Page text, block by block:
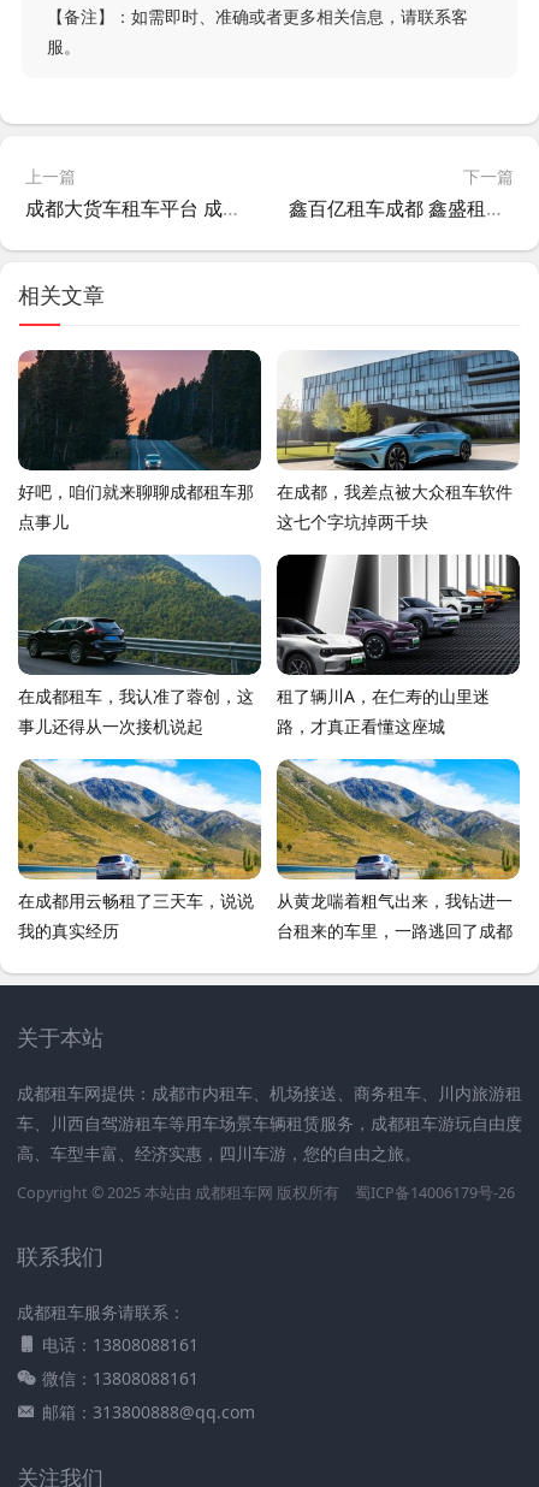
【备注】：如需即时、准确或者更多相关信息，请联系客
服。
上一篇
成都大货车租车平台 成都货车租车网?
下一篇
鑫百亿租车成都 鑫盛租车?
相关文章
好吧，咱们就来聊聊成都租车那
点事儿
在成都，我差点被大众租车软件
这七个字坑掉两千块
在成都租车，我认准了蓉创，这
事儿还得从一次接机说起
租了辆川A，在仁寿的山里迷
路，才真正看懂这座城
在成都用云畅租了三天车，说说
我的真实经历
从黄龙喘着粗气出来，我钻进一
台租来的车里，一路逃回了成都
关于本站
成都租车网提供：成都市内租车、机场接送、商务租车、川内旅游租
车、川西自驾游租车等用车场景车辆租赁服务，成都租车游玩自由度
高、车型丰富、经济实惠，四川车游，您的自由之旅。
Copyright © 2025 本站由 成都租车网 版权所有 蜀ICP备14006179号-26
联系我们
成都租车服务请联系：
电话：13808088161
微信：13808088161
邮箱：313800888@qq.com
关注我们